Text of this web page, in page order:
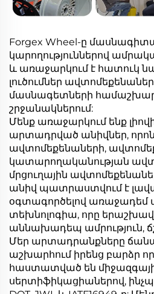
Forgex Wheel-ը
կարողություններով
և առաջարկում է հատուկ
լուծումներ
մասնագետների
շրջանակներում:
Մենք առաջարկում ենք
արտադրված անիվներ,
ավտոմեքենաների,
կատարողականության
մրցուղային
անիվ պատրաստվում է
օգտագործելով
տեխնոլոգիա, որը
աննախադեպ ամրություն,
Մեր արտադրանքները
աշխարհում իրենց բարձր
հաստատված են
սերտիֆիկացիաներով,